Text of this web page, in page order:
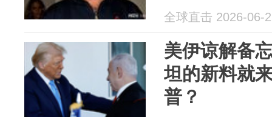
全球直击 2026-06-
美伊谅解备
坦的新料就
普？